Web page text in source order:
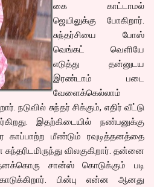
கை காட்டாமல்
ஜெயிலுக்கு போகிறார்.
சுந்தர்சியை போஸ்
வெங்கட் வெளியே
எடுத்து தன்னுடய
இரண்டாம் படை
வேளைக்கெல்லாம்
நடுவில் சுந்தர் சிக்கும், எதிர் வீட்டு
இதற்கிடையில் நண்பனுக்கு
மீண்டும் ரவுடித்தனத்தை
விலகுகிறார். தன்னை
சான்ஸ் கொடுக்கும் படி
பின்பு என்ன ஆனது